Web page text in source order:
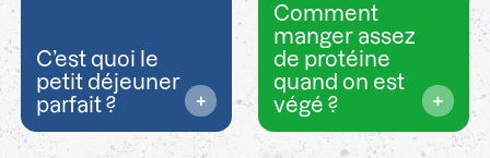
C’est quoi le
petit déjeuner
parfait ?
Comment
manger assez
de protéine
quand on est
végé ?